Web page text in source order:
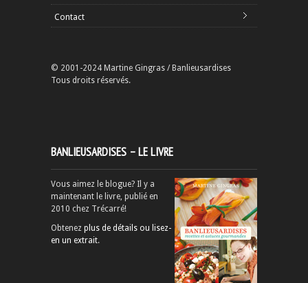
Contact
© 2001-2024 Martine Gingras / Banlieusardises
Tous droits réservés.
BANLIEUSARDISES – LE LIVRE
Vous aimez le blogue? Il y a
maintenant le livre, publié en
2010 chez Trécarré!
Obtenez plus de détails ou lisez-
en un extrait.